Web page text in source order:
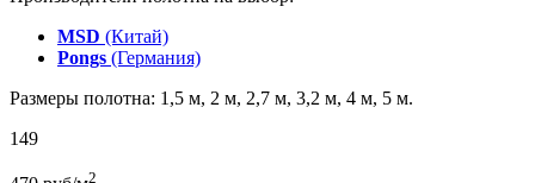
MSD (Китай)
Pongs (Германия)
Размеры полотна: 1,5 м, 2 м, 2,7 м, 3,2 м, 4 м, 5 м.
149
2